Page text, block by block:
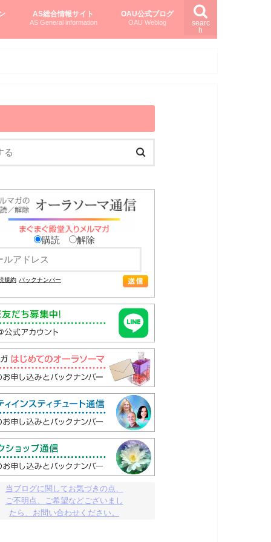
searc
h
AS総合情報サイト
AS General information
OAU公式ブログ
OAU Weblog
購読 解除
規約 バックナンバー
当ブログに関してお気づきの点、
ご不明点、ご希望などございまし
たら、お問い合わせください。